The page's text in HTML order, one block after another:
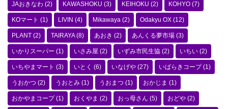
JAおきなわ (2) KAWASHOKU (3) KEIHOKU (2) KOHYO (7)
KOマート (1) LIVIN (4) Mikawaya (2) Odakyu OX (12)
PLANT (2) TAIRAYA(8) あおき (2) あんくる夢市場 (3)
いかりスーパー (1) いさみ屋 (2) いずみ市民生協 (2) いちい (2)
いちやまマート (3) いとく (6) いなげや (27) いばらきコープ(1)
うおかつ (2) うおとみ (1) うおまつ (1) おかじま (1)
おかやまコープ(1) おくやま (2) おっ母さん (5) おどや (2)